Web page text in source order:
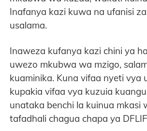
Inafanya kazi kuwa na ufanisi
usalama.
Inaweza kufanya kazi chini ya
uwezo mkubwa wa mzigo,
kuaminika. Kuna vifaa nyeti vya
kupakia vifaa vya kuzuia
unataka benchi la kuinua mkasi
tafadhali chagua chapa ya